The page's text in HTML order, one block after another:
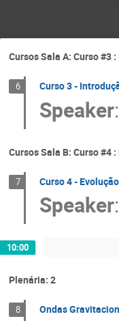
Cursos Sala A: Curso #3
6 Curso 3 -
Speaker:
Cursos Sala B: Curso #4
7 Curso 4 -
Speaker:
10:00
Plenária: 2
8 Ondas